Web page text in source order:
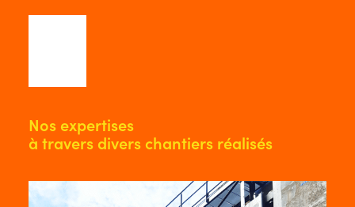
Nos expertises
à travers divers chantiers réalisés